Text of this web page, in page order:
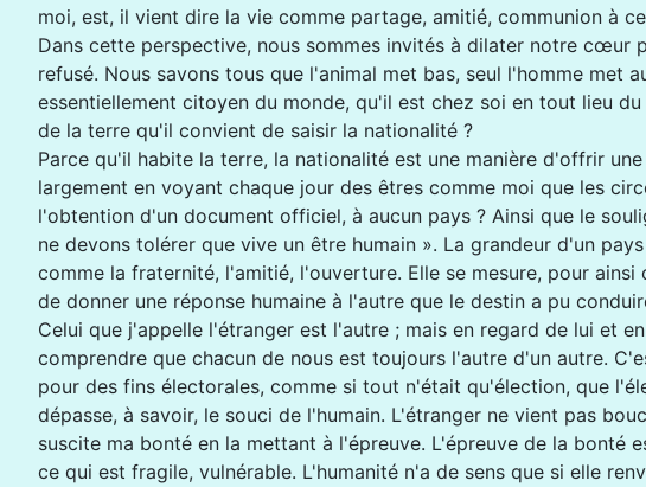
moi, est, il vient dire la vie comme partage, amitié, communion à
Dans cette perspective, nous sommes invités à dilater notre
refusé. Nous savons tous que l'animal met bas, seul l'homme met
essentiellement citoyen du monde, qu'il est chez soi en tout lieu
de la terre qu'il convient de saisir la nationalité ?
Parce qu'il habite la terre, la nationalité est une manière d'offrir
largement en voyant chaque jour des êtres comme moi que les
l'obtention d'un document officiel, à aucun pays ? Ainsi que le
ne devons tolérer que vive un être humain ». La grandeur d'un
comme la fraternité, l'amitié, l'ouverture. Elle se mesure, pour
de donner une réponse humaine à l'autre que le destin a pu
Celui que j'appelle l'étranger est l'autre ; mais en regard de lui et
comprendre que chacun de nous est toujours l'autre d'un autre.
pour des fins électorales, comme si tout n'était qu'élection, que
dépasse, à savoir, le souci de l'humain. L'étranger ne vient pas
suscite ma bonté en la mettant à l'épreuve. L'épreuve de la
ce qui est fragile, vulnérable. L'humanité n'a de sens que si elle